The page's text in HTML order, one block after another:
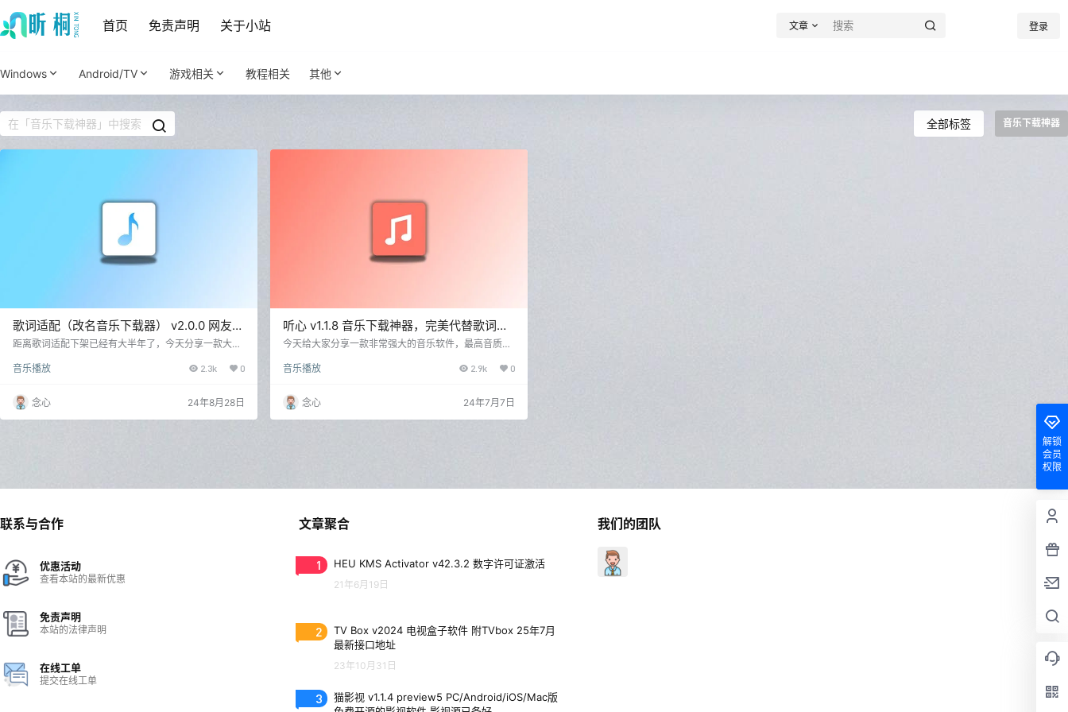
首页 免责声明 关于小站 文章 登录
Windows Android/TV 游戏相关 教程相关 其他
全部标签 音乐下载神器
歌词适配（改名音乐下载器） v2.0.0 网友修
复版 音乐下载神器
距离歌词适配下架已经有大半年了，今天分享一款大佬
的开发者那个版本了。 应该是由大佬修改而来，用来缅
像批量下载，MV下载等都没问题。 支持下载的同时写
入标签，也就是包含标题歌手、专辑、封面和歌词等信
息。 支持在线听和导入其他平台的歌单，随便搜一首周
音乐播放 2.3k 0
念心 24年8月28日
听心 v1.1.8 音乐下载神器，完美代替歌词适
配
今天给大家分享一款非常强大的音乐软件，最高音质支
才不到3M，可谓极致简约，非常推荐。 听心 听心是个
替代的工具，里面有两个搜索歌曲的来源，可以试听，
主要还是下载。 你要是想下载什么歌，就直接搜索，搜
到了就能直接下载。而且你还可以自己选音质，最高能
音乐播放 2.9k 0
念心 24年7月7日
解锁
会员
权限
联系与合作
优惠活动
查看本站的最新优惠
免责声明
本站的法律声明
在线工单
提交在线工单
文章聚合
1 HEU KMS Activator v42.3.2 数字许可证激活
21年6月19日
2
TV Box v2024 电视盒子软件 附TVbox 25年7月
最新接口地址
23年10月31日
3
猫影视 v1.1.4 preview5 PC/Android/iOS/Mac版
我们的团队